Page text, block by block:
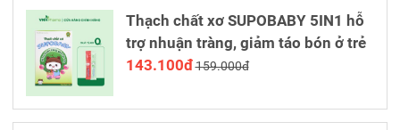
Thạch chất xơ SUPOBABY 5IN1 hỗ
trợ nhuận tràng, giảm táo bón ở trẻ
143.100đ159.000đ